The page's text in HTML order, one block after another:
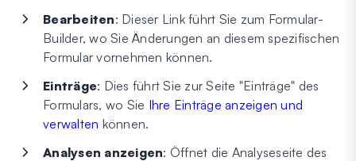
Bearbeiten: Dieser Link führt Sie zum Formular-
Builder, wo Sie Änderungen an diesem spezifischen
Formular vornehmen können.
Einträge: Dies führt Sie zur Seite "Einträge" des
Formulars, wo Sie Ihre Einträge anzeigen und
verwalten können.
Analysen anzeigen: Öffnet die Analyseseite des